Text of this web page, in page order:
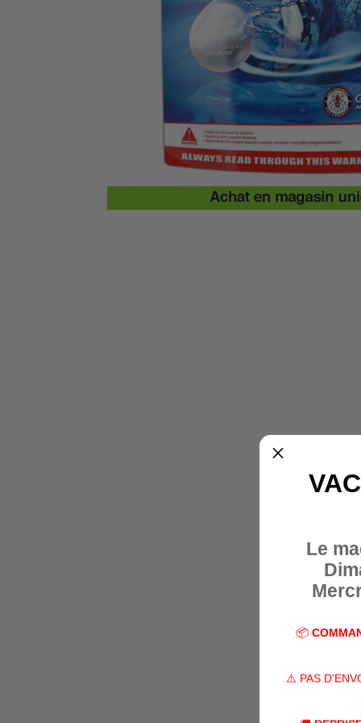
Le
📦
⚠️ PAS